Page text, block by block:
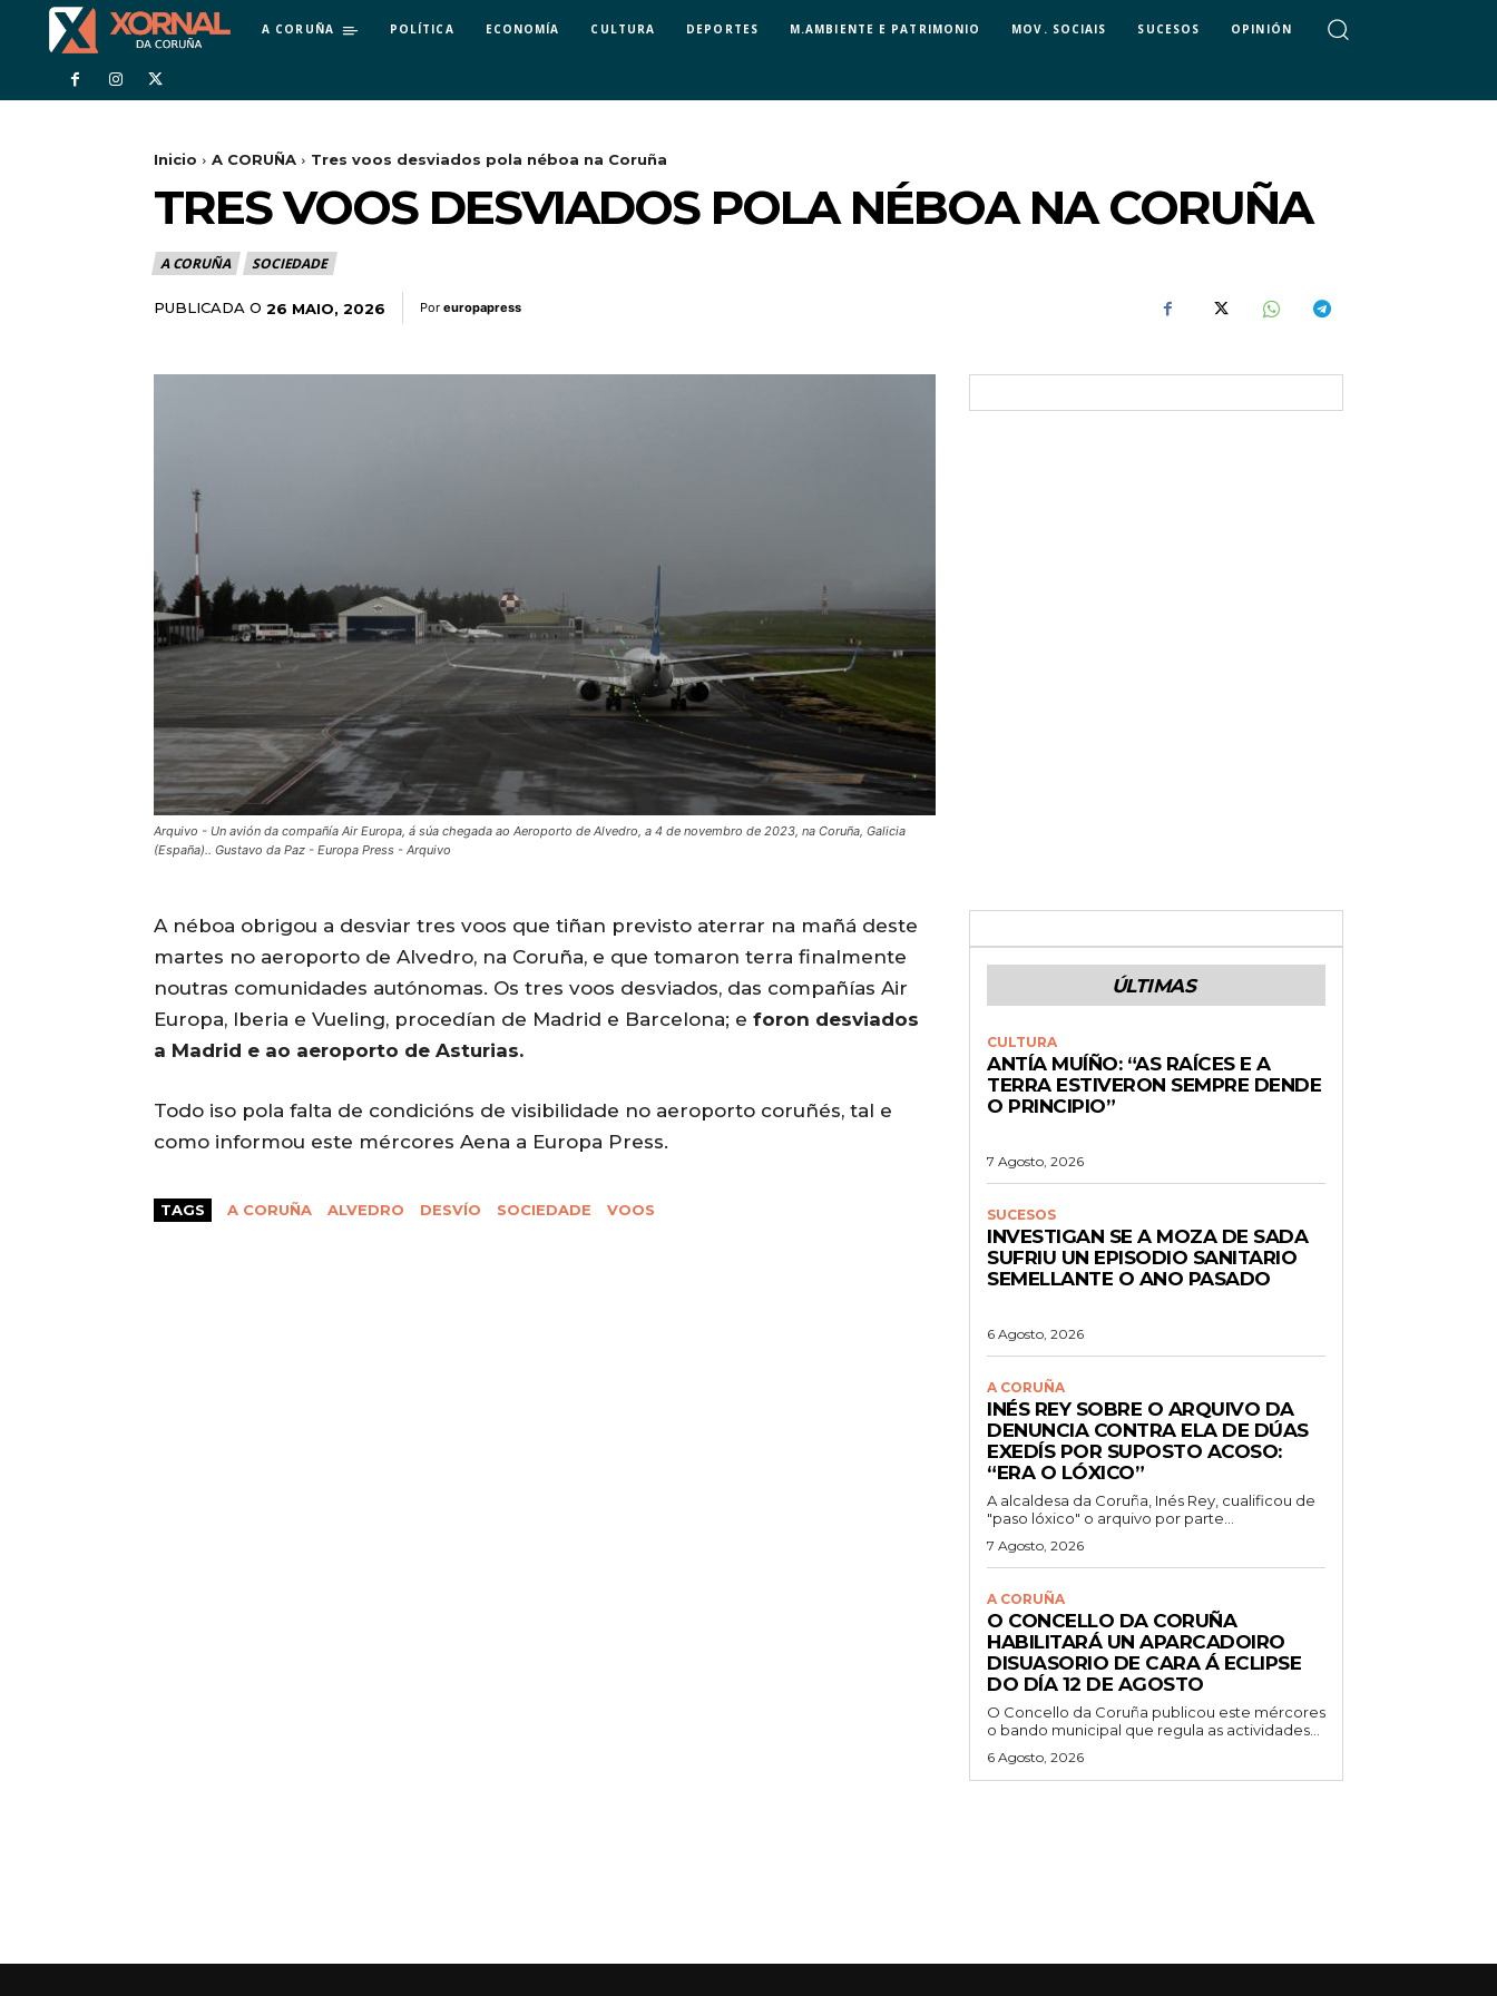
A CORUÑA POLÍTICA ECONOMÍA CULTURA DEPORTES M.AMBIENTE E PATRIMONIO MOV. SOCIAIS SUCESOS OPINIÓN
Inicio A CORUÑA Tres voos desviados pola néboa na Coruña
TRES VOOS DESVIADOS POLA NÉBOA NA CORUÑA
A CORUÑA SOCIEDADE
PUBLICADA O 26 MAIO, 2026 Por europapress
Arquivo - Un avión da compañía Air Europa, á súa chegada ao Aeroporto de Alvedro, a 4 de novembro de 2023, na Coruña, Galicia
(España).. Gustavo da Paz - Europa Press - Arquivo
A néboa obrigou a desviar tres voos que tiñan previsto aterrar na mañá deste
martes no aeroporto de Alvedro, na Coruña, e que tomaron terra finalmente
noutras comunidades autónomas. Os tres voos desviados, das compañías Air
Europa, Iberia e Vueling, procedían de Madrid e Barcelona; e foron desviados
a Madrid e ao aeroporto de Asturias.
Todo iso pola falta de condicións de visibilidade no aeroporto coruñés, tal e
como informou este mércores Aena a Europa Press.
TAGS A CORUÑA ALVEDRO DESVÍO SOCIEDADE VOOS
ÚLTIMAS
CULTURA
ANTÍA MUÍÑO: “AS RAÍCES E A
TERRA ESTIVERON SEMPRE DENDE
O PRINCIPIO”
7 Agosto, 2026
SUCESOS
INVESTIGAN SE A MOZA DE SADA
SUFRIU UN EPISODIO SANITARIO
SEMELLANTE O ANO PASADO
6 Agosto, 2026
A CORUÑA
INÉS REY SOBRE O ARQUIVO DA
DENUNCIA CONTRA ELA DE DÚAS
EXEDÍS POR SUPOSTO ACOSO:
“ERA O LÓXICO”
A alcaldesa da Coruña, Inés Rey, cualificou de
"paso lóxico" o arquivo por parte...
7 Agosto, 2026
A CORUÑA
O CONCELLO DA CORUÑA
HABILITARÁ UN APARCADOIRO
DISUASORIO DE CARA Á ECLIPSE
DO DÍA 12 DE AGOSTO
O Concello da Coruña publicou este mércores
o bando municipal que regula as actividades...
6 Agosto, 2026